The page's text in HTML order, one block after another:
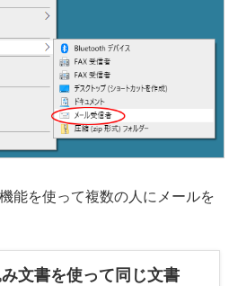
能を使って複数の人にメールを
文書を使って同じ文書